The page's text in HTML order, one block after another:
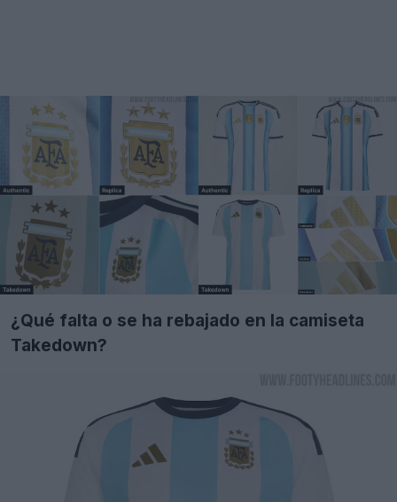
¿Qué falta o se ha rebajado en la camiseta
Takedown?